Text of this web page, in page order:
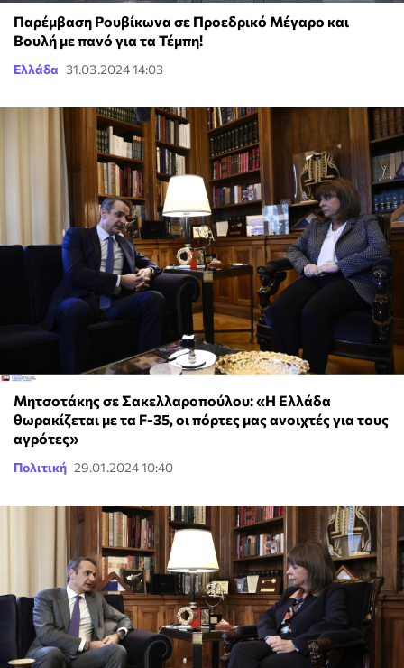
Παρέμβαση Ρουβίκωνα σε Προεδρικό Μέγαρο και
Βουλή με πανό για τα Τέμπη!
Ελλάδα 31.03.2024 14:03
Μητσοτάκης σε Σακελλαροπούλου: «Η Ελλάδα
θωρακίζεται με τα F-35, οι πόρτες μας ανοιχτές για τους
αγρότες»
Πολιτική 29.01.2024 10:40